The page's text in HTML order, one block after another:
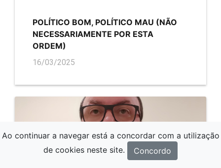
POLÍTICO BOM, POLÍTICO MAU (NÃO
NECESSARIAMENTE POR ESTA
ORDEM)
16/03/2025
Ao continuar a navegar está a concordar com a utilização
de cookies neste site.
Concordo